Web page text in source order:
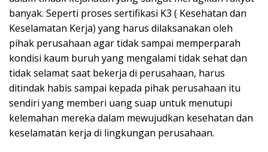
banyak. Seperti proses sertifikasi K3 ( Kesehatan dan
Keselamatan Kerja) yang harus dilaksanakan oleh
pihak perusahaan agar tidak sampai memperparah
kondisi kaum buruh yang mengalami tidak sehat dan
tidak selamat saat bekerja di perusahaan, harus
ditindak habis sampai kepada pihak perusahaan itu
sendiri yang memberi uang suap untuk menutupi
kelemahan mereka dalam mewujudkan kesehatan dan
keselamatan kerja di lingkungan perusahaan.